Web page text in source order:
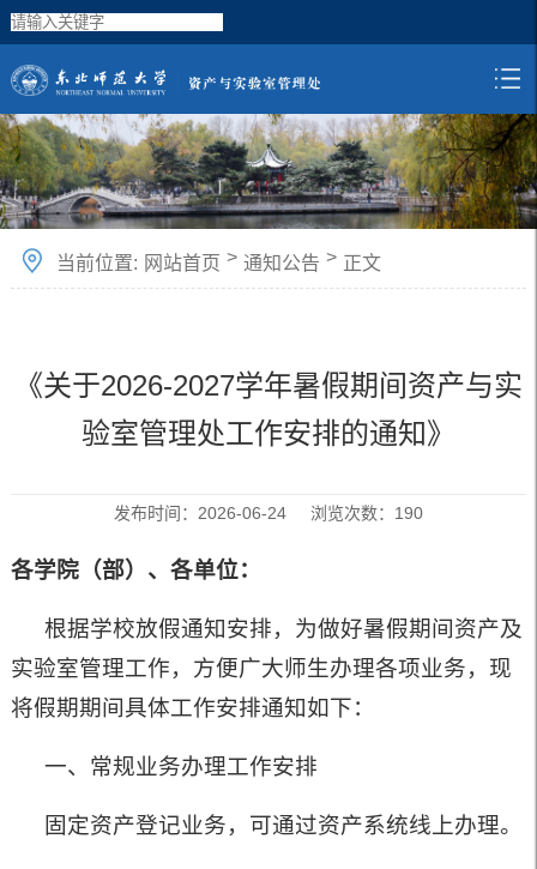
当前位置: 网站首页 > 通知公告 > 正文
《关于2026-2027学年暑假期间资产与实
验室管理处工作安排的通知》
发布时间：2026-06-24 浏览次数： 190
各学院（部）、各单位：
根据学校放假通知安排，为做好暑假期间资产及
实验室管理工作，方便广大师生办理各项业务，现
将假期期间具体工作安排通知如下：
一、常规业务办理工作安排
固定资产登记业务，可通过资产系统线上办理。